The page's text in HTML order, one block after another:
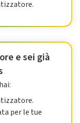
e sei già
per le tue